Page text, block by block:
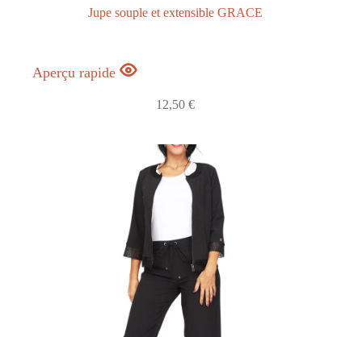
Jupe souple et extensible GRACE
Aperçu rapide
12,50€